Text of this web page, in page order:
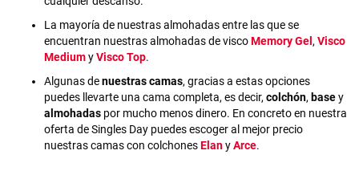
La mayoría de nuestras almohadas entre las que se
encuentran nuestras almohadas de viscoMemory Gel , Visco
MediumyVisco Top.
Algunas denuestras camas, gracias a estas opciones
puedes llevarte una cama completa, es decir, colchón, basey
almohadas por mucho menos dinero. En concreto en nuestra
oferta de Singles Day puedes escoger al mejor precio
nuestras camas con colchonesElanyArce.